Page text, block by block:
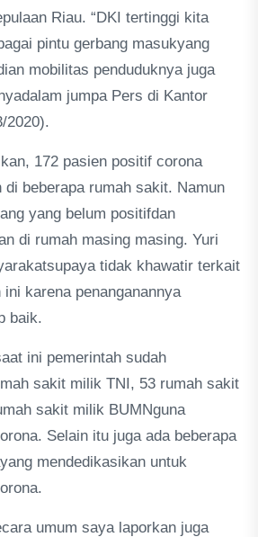
Riau. “DKI tertinggi kita
pintu gerbang masukyang
mobilitas penduduknya juga
jumpa Pers di Kantor
2020).
172 pasien positif corona
di beberapa rumah sakit. Namun
yang belum positifdan
di rumah masing masing. Yuri
tidak khawatir terkait
karena penanganannya
baik.
ini pemerintah sudah
sakit milik TNI, 53 rumah sakit
sakit milik BUMNguna
Selain itu juga ada beberapa
mendedikasikan untuk
umum saya laporkan juga